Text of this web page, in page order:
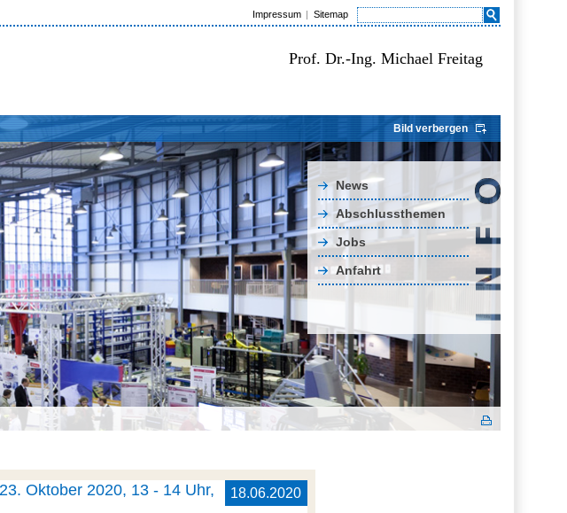
Impressum Sitemap
Prof. Dr.-Ing. Michael Freitag
Bild verbergen
News
Abschlussthemen
Jobs
Anfahrt
18.06.2020
Oktober 2020, 13 - 14 Uhr,